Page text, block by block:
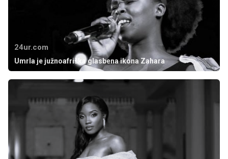
24ur.com
Umrla je južnoafriška glasbena ikona Zahara